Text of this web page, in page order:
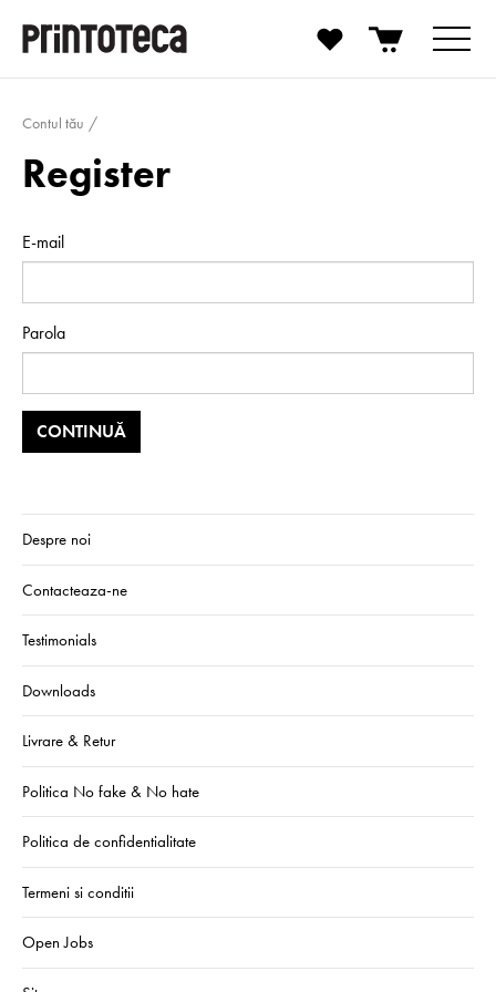
Contul tău
Register
E-mail
Parola
Despre noi
Contacteaza-ne
Testimonials
Downloads
Livrare & Retur
Politica No fake & No hate
Politica de confidentialitate
Termeni si conditii
Open Jobs